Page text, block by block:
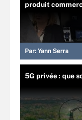
produit
Par: Yann Serra
5G privée : que